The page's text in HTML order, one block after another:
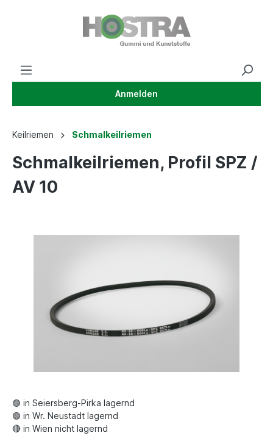
Anmelden
Keilriemen Schmalkeilriemen
Schmalkeilriemen, Profil SPZ /
AV 10
🟢 in Seiersberg-Pirka lagernd
🟢 in Wr. Neustadt lagernd
🔴 in Wien nicht lagernd